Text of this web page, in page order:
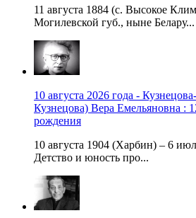
11 августа 1884 (с. Высокое
Могилевской губ., ныне Белару...
10 августа 2026 года -
Кузнецова) Вера Емельяновна :
рождения
10 августа 1904 (Харбин) – 6
Детство и юность про...